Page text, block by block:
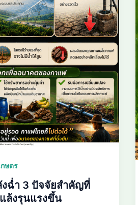
ษตร
ฉ่ำ 3 ปัจจัยสำคัญที่
ล้งรุนแรงขึ้น